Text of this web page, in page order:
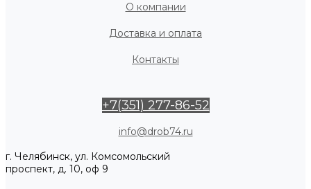
О компании
Доставка и оплата
Контакты
+7(351) 277-86-52
info@drob74.ru
г. Челябинск, ул. Комсомольский
проспект, д. 10, оф 9